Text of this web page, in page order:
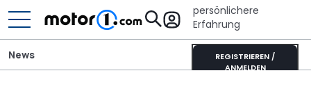
persönlichere
Erfahrung
REGISTRIEREN /
ANMELDEN
News